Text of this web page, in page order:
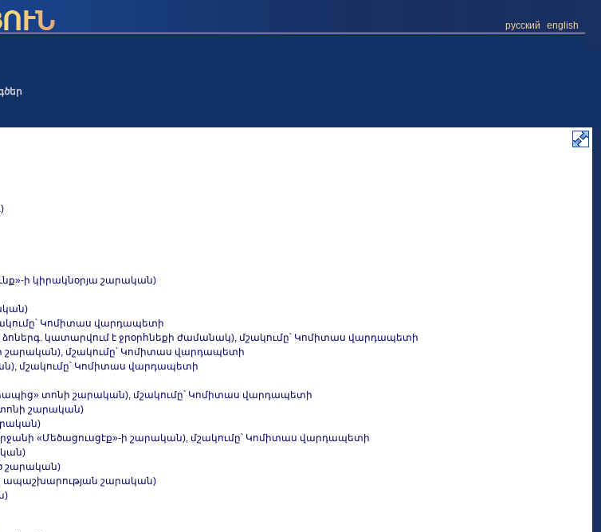
русский english
ի կիրակնօրյա շարական)
Կոմիտաս վարդապետի
ձոներգ. կատարվում է ջրօրհնեքի ժամանակ), մշակումը՝ Կոմիտաս վարդապետի
շարական), մշակումը՝ Կոմիտաս վարդապետի
մշակումը՝ Կոմիտաս վարդապետի
տոնի շարական), մշակումը՝ Կոմիտաս վարդապետի
տոնի շարական)
«Մեծացուսցէք»-ի շարական), մշակումը՝ Կոմիտաս վարդապետի
շարական)
ապաշխարության շարական)